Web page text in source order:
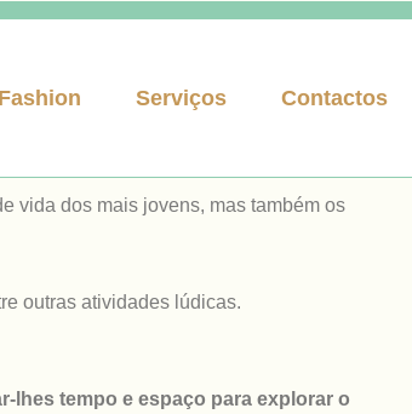
Serviços Contactos
vida dos mais jovens, mas também os
outras atividades lúdicas.
lhes tempo e espaço para explorar o